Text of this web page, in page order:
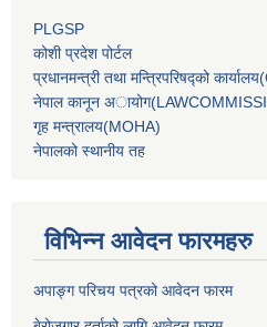
PLGSP
कोशी प्रदेश पोर्टल
प्रधानमन्‍त्री तथा मन्‍त्रिपरिषद्को
नेपाल कानून
गृह मन्‍त्रालय(MOHA)
नेपालको स्थानीय तह
विभिन्न आवेदन फारमहरु
अपाङ्ग परिचय पत्रको आवेदन फारम